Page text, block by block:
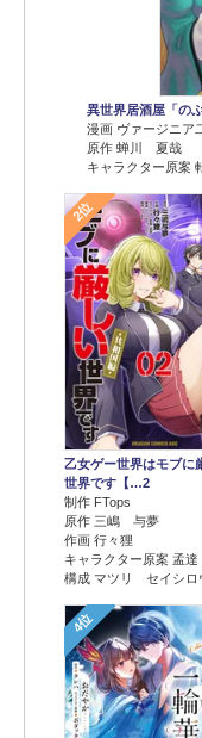
異世界居酒屋「の
漫画 ヴァージニア
原作 蝉川 夏哉
キャラクター原案
2位
乙女ゲー世界はモブに
世界です【…2
制作 FTops
原作 三嶋 与夢
作画 行々狸
キャラクター原案 孟達
構成 マツリ セイシロ
4位